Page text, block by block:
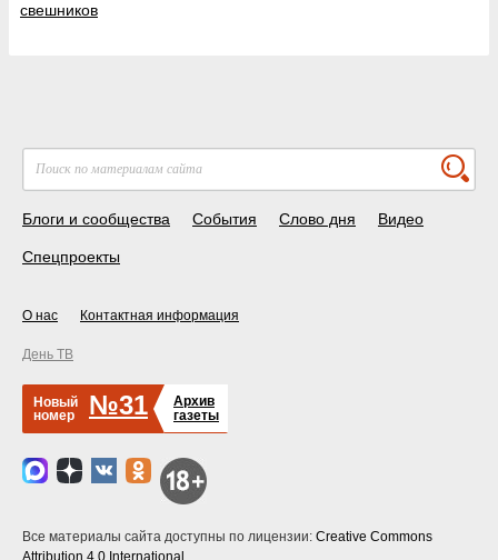
свешников
Блоги и сообщества События Слово дня Видео
Спецпроекты
О нас Контактная информация
День ТВ
Новый
номер
№31
Архив
газеты
Все материалы сайта доступны по лицензии: Creative Commons
Attribution 4.0 International